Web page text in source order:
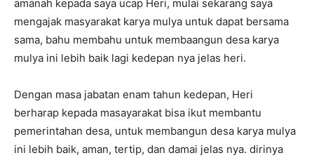
amanah kepada saya ucap Heri, mulai sekarang saya
mengajak masyarakat karya mulya untuk dapat bersama
sama, bahu membahu untuk membaangun desa karya
mulya ini lebih baik lagi kedepan nya jelas heri.
Dengan masa jabatan enam tahun kedepan, Heri
berharap kepada masayarakat bisa ikut membantu
pemerintahan desa, untuk membangun desa karya mulya
ini lebih baik, aman, tertip, dan damai jelas nya. dirinya